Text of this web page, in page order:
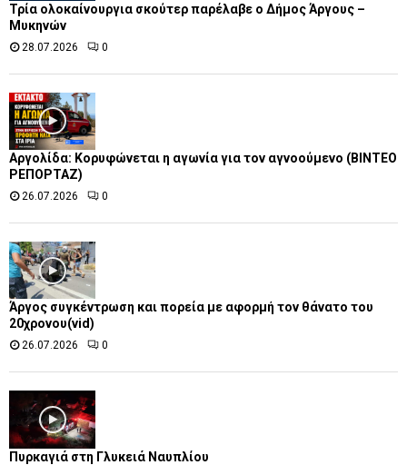
Τρία ολοκαίνουργια σκούτερ παρέλαβε o Δήμος Άργους –
Μυκηνών
28.07.2026 0
Αργολίδα: Κορυφώνεται η αγωνία για τον αγνοούμενο (ΒΙΝΤΕΟ
ΡΕΠΟΡΤΑΖ)
26.07.2026 0
Άργος συγκέντρωση και πορεία με αφορμή τον θάνατο του
20χρονου(vid)
26.07.2026 0
Πυρκαγιά στη Γλυκειά Ναυπλίου